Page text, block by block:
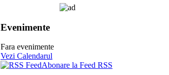
Evenimente
Fara evenimente
Vezi Calendarul
Abonare la Feed RSS